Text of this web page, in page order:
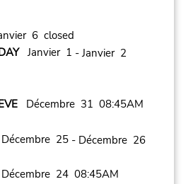
6 closed
Janvier 1 - Janvier 2
Décembre 31 08:45AM
25 - Décembre 26
24 08:45AM